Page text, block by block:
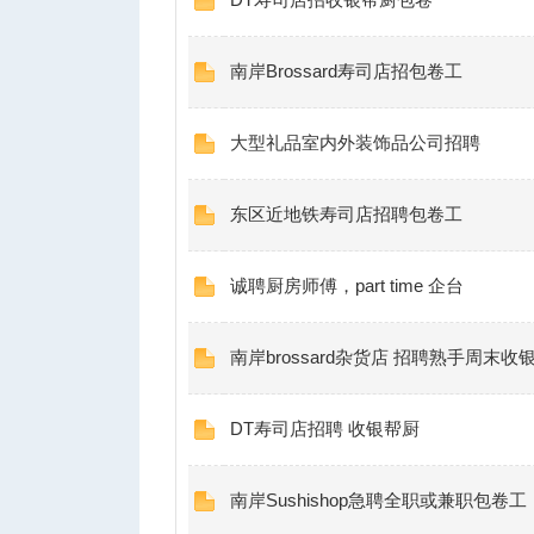
南岸Brossard寿司店招包卷工
大型礼品室内外装饰品公司招聘
东区近地铁寿司店招聘包卷工
诚聘厨房师傅，part time 企台
南岸brossard杂货店 招聘熟手周末收
DT寿司店招聘 收银帮厨
南岸Sushishop急聘全职或兼职包卷工